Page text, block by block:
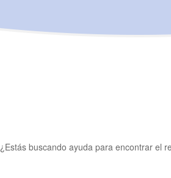
¿Estás buscando ayuda para encontrar el